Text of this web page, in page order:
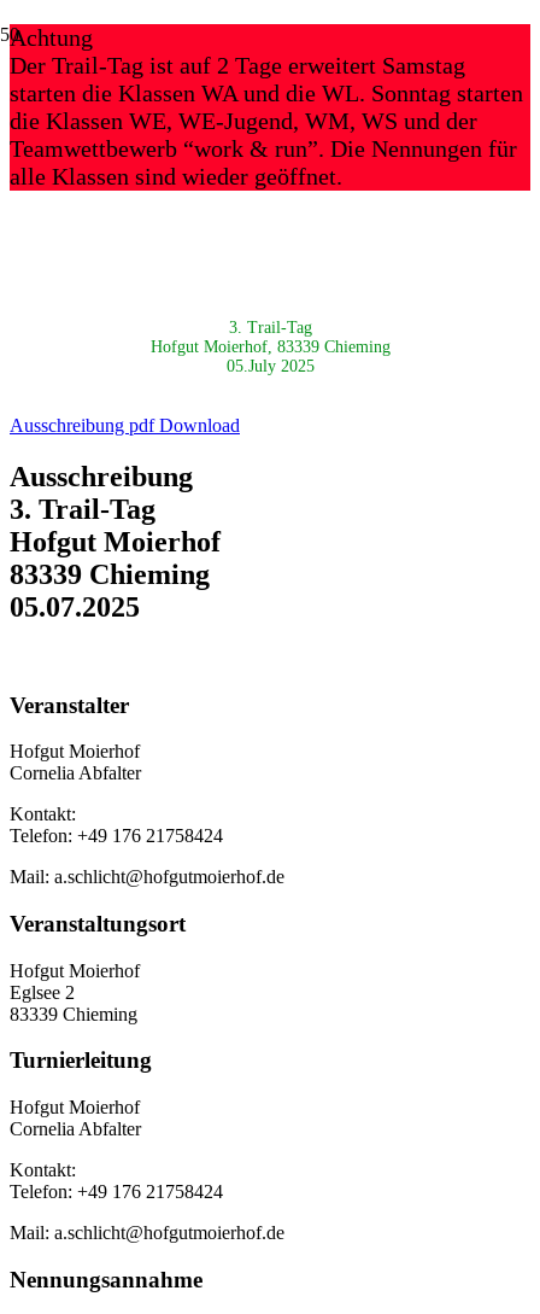
Achtung
Der Trail-Tag ist auf 2 Tage erweitert Samstag
starten die Klassen WA und die WL. Sonntag starten
die Klassen WE, WE-Jugend, WM, WS und der
Teamwettbewerb “work & run”. Die Nennungen für
alle Klassen sind wieder geöffnet.
3. Trail-Tag
Hofgut Moierhof, 83339 Chieming
05.July 2025
Ausschreibung pdf Download
Ausschreibung
3. Trail-Tag
Hofgut Moierhof
83339 Chieming
05.07.2025
Veranstalter
Hofgut Moierhof
Cornelia Abfalter
Kontakt:
Telefon: +49 176 21758424
Mail: a.schlicht@hofgutmoierhof.de
Veranstaltungsort
Hofgut Moierhof
Eglsee 2
83339 Chieming
Turnierleitung
Hofgut Moierhof
Cornelia Abfalter
Kontakt:
Telefon: +49 176 21758424
Mail: a.schlicht@hofgutmoierhof.de
Nennungsannahme